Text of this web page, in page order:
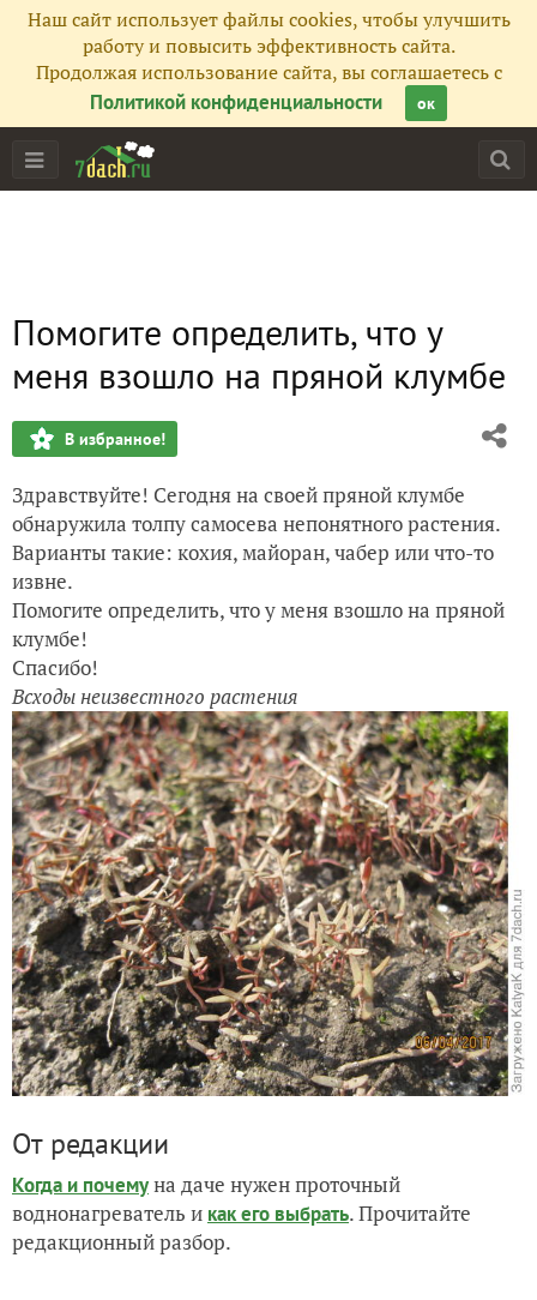
Наш сайт использует файлы cookies, чтобы улучшить
работу и повысить эффективность сайта.
Продолжая использование сайта, вы соглашаетесь с
Политикой конфиденциальности
ок
Помогите определить, что у
меня взошло на пряной клумбе
В избранное!
Здравствуйте! Сегодня на своей пряной клумбе
обнаружила толпу самосева непонятного растения.
Варианты такие: кохия, майоран, чабер или что-то
извне.
Помогите определить, что у меня взошло на пряной
клумбе!
Спасибо!
Всходы неизвестного растения
От редакции
Когда и почемуна даче нужен проточный
воднонагреватель и как его выбрать. Прочитайте
редакционный разбор.